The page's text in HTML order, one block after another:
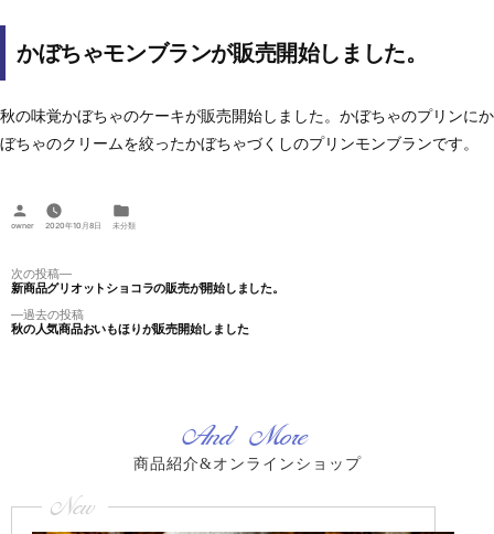
かぼちゃモンブランが販売開始しました。
秋の味覚かぼちゃのケーキが販売開始しました。かぼちゃのプリンにか
ぼちゃのクリームを絞ったかぼちゃづくしのプリンモンブランです。
owner 2020年10月8日
テ
未分類
投
稿
ナ
ビ
過去の投稿過
去
秋の人気商品おいもほりが販売開始しました
次の投稿
次
の
稿:
新商品グリオットショコラの販売が開始しました。
And More
商品紹介&オンラインショップ
New